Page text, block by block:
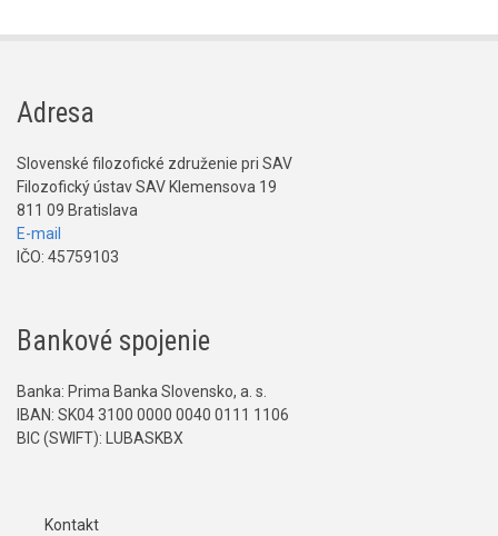
Adresa
Slovenské filozofické združenie pri SAV
Filozofický ústav SAV Klemensova 19
811 09 Bratislava
E-mail
IČO: 45759103
Bankové spojenie
Banka: Prima Banka Slovensko, a. s.
IBAN: SK04 3100 0000 0040 0111 1106
BIC (SWIFT): LUBASKBX
Kontakt